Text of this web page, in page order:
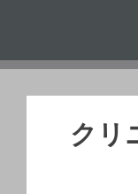
プ
クリ